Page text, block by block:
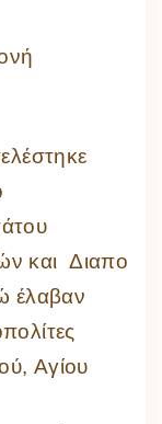
και Διαπο
έλαβαν
Αγίου